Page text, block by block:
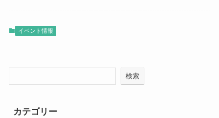
イベント情報
検索
カテゴリー